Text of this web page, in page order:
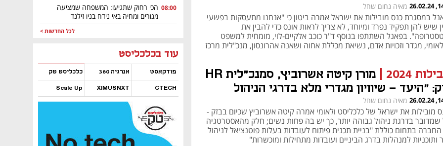
08:00 הכי רחוק שתגיעו: המשפחה שמציעה
מגורים ומחיה באי נידח בניו זילנד
לכל החדשות >
עוד בכלכליסט
פודקאסט אנרגיה 360 כלכליסט טק
CTECH
XIMUSNXT
Scale Up
נפתח בכרטיסייה חדשה
נפתח בכרטיסייה חדשה
מאיה נחום שחל
במסגרת כנס מובילות את ישראל אמרה ביטון כי "אנחנו מתעסקות בפשעי
שיש להן תפקיד נפרד ומיוחד, לא צריך לראות אונס כדי להבין את
בפאנל השתתפו בנוסף ד"ר כוכב אלקיים-לוי, מומחית למשפט
מגדר וזכויות אדם, נשיאת מכללת אחוה ושאנה אהרונסון, מנכ"לית מרכז
2024
מורן קיטה אשרוביץ, סמנכ"לית HR
"היעד - שיוויון מגדרי מלא בדרגי הניהול
מאיה נחום שחל
מובילות את ישראל של כלכליסט ולאומי אמרה קיטה אשרוביץ שכיום בבזק -
שמדובר בדרגת ניהול גבוהה יותר, כך יש בה פחות נשים; חלק מהאסטרטגיה
בתחום כוללת "בניית תכנית פיתוח לעובדות בעלות פוטנציאל לניהול
ותוכניות למנהלות בדרג הביניים ועובדות מתחילות ומוכשרות"